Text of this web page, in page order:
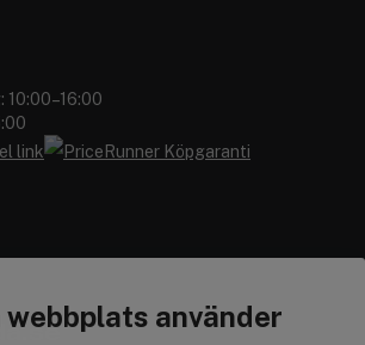
webbplats använder
10:00–16:00